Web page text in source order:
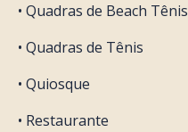
• Quadras de Beach Tênis
• Quadras de Tênis
• Quiosque
• Restaurante